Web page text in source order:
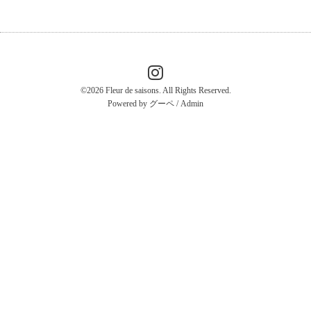
©2026 Fleur de saisons. All Rights Reserved.
Powered by グーペ /Admin